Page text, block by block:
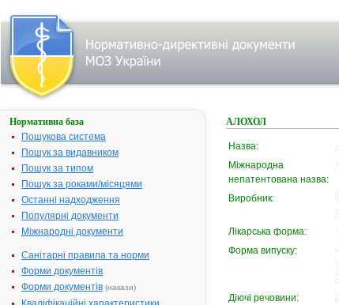
Нормативна база
Пошукова система
Пошук за видавником
Пошук за типом
Пошук за роками/місяцями
Останні надходження
Популярні документи
Міжнародні документи
Санітарні правила та норми
Форми документів
Форми документів (накази)
АЛОХОЛ
Назва:
Міжнародна
непатентована назва:
Виробник:
Лікарська форма:
Форма випуску:
Діючі речовини: